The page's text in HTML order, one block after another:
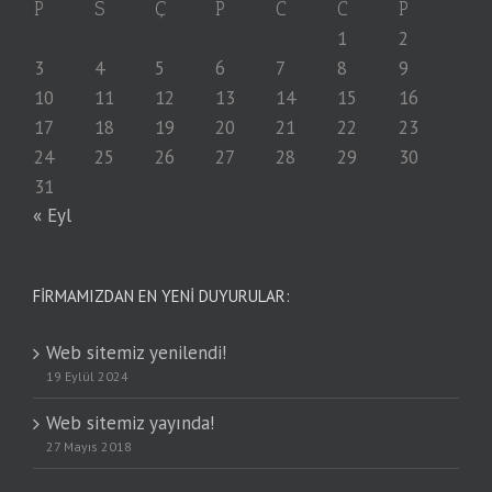
P S Ç P C C P
1
2
3
4 5 6 7 8
9
10
11 12 13 14 15
16
17
18 19 20 21 22
23
24
25 26 27 28 29
30
31
« Eyl
FIRMAMIZDAN EN YENI DUYURULAR:
Web sitemiz yenilendi!
19 Eylül 2024
Web sitemiz yayında!
27 Mayıs 2018